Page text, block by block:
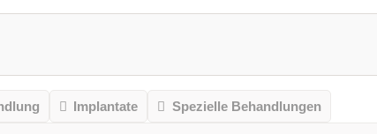
Implantate Spezielle Behandlungen